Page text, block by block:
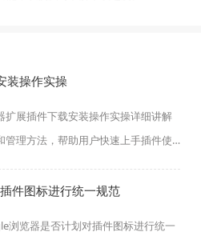
装操作实操
扩展插件下载安装操作实操详细讲解
管理方法，帮助用户快速上手插件使
件图标进行统一规范
浏览器是否计划对插件图标进行统一